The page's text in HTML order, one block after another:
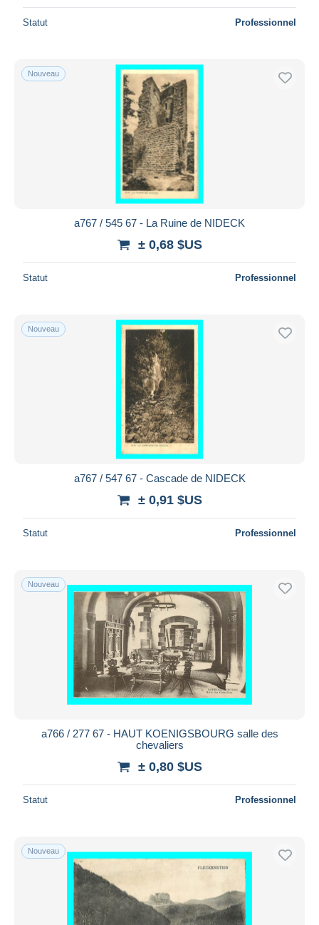
Statut Professionnel
Nouveau
a767 / 545 67 - La Ruine de NIDECK
± 0,68 $US
Statut Professionnel
Nouveau
a767 / 547 67 - Cascade de NIDECK
± 0,91 $US
Statut Professionnel
Nouveau
a766 / 277 67 - HAUT KOENIGSBOURG salle des
chevaliers
± 0,80 $US
Statut Professionnel
Nouveau